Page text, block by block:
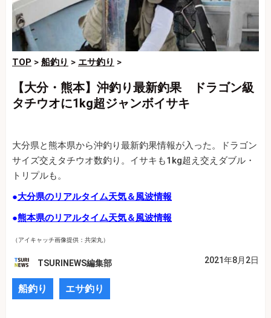
TOP > 船釣り > エサ釣り >
【大分・熊本】沖釣り最新釣果 ドラゴン級
タチウオに1kg超ジャンボイサキ
大分県と熊本県から沖釣り最新釣果情報が入った。ドラゴン
サイズ交えタチウオ数釣り。イサキも1kg超え交えダブル・
トリプルも。
●大分県のリアルタイム天気＆風波情報
●熊本県のリアルタイム天気＆風波情報
（アイキャッチ画像提供：共栄丸）
TSURINEWS編集部 2021年8月2日
船釣り エサ釣り